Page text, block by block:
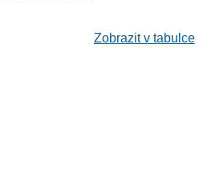
Zobrazit v tabulce